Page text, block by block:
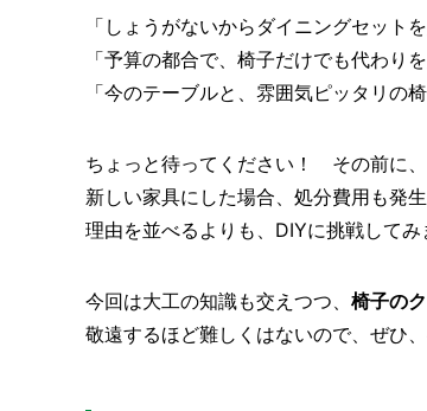
「しょうがないからダイニングセット
「予算の都合で、椅子だけでも代わり
「今のテーブルと、雰囲気ピッタリの
ちょっと待ってください！ その前に
新しい家具にした場合、処分費用も発
理由を並べるよりも、DIYに挑戦してみ
今回は大工の知識も交えつつ、 椅子の
敬遠するほど難しくはないので、ぜひ